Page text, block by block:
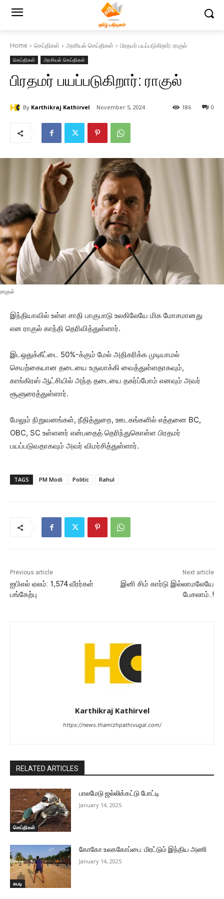
Home செய்திகள் அரசியல் செய்திகள் பிரதமர் பயப்படுகிறார்: ராகுல்
செய்திகள் அரசியல் செய்திகள்
பிரதமர் பயப்படுகிறார்: ராகுல்
By Karthikraj Kathirvel November 5, 2024 0
186
ராகுல்
இந்தியாவில் உள்ள சாதி பாகுபாடு உலகிலேயே மிக மோசமானது
என ராகுல் காந்தி தெரிவித்துள்ளார்.
இடஒதுக்கீட்டை 50%-க்கும் மேல் அதிகரிக்க முடியாமல்
செயற்கையான தடையை உருவாக்கி வைத்துள்ளதாகவும்,
காங்கிரஸ் ஆட்சியில் அந்த தடையை தகர்ப்போம் எனவும் அவர்
சூளுரைத்துள்ளார்.
மேலும் நிறுவனங்கள், நீதித்துறை, ஊடகங்களில் எத்தனை BC,
OBC, SC உள்ளனர் என்பதைத் தெரிந்துகொள்ள பிரதமர்
பயப்படுவதாகவும் அவர் விமர்சித்துள்ளார்.
TAGS PM Modi Politic Rahul
Previous article
ஐபிஎல் ஏலம்: 1,574 வீரர்கள்
பங்கேற்பு
Next article
இனி சிம் கார்டு இல்லாமலேயே
பேசலாம்..!
Karthikraj Kathirvel
https://news.thamizhpathivugal.com/
RELATED ARTICLES
செய்திகள்
பாலமேடு ஜல்லிக்கட்டு போட்டி
January 14, 2025
கபடி
கோகோ உலககோப்பை: மிரட்டும் இந்திய அணி
January 14, 2025